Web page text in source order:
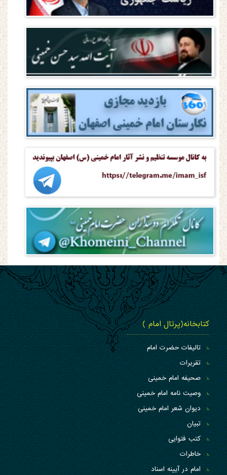
کتابخانه(پرتال امام )
تالیفات حضرت امام
تقریرات
صحیفه امام خمینی
وصیت نامه امام خمینی
دیوان شعر امام خمینی
تبیان
کتب فتوایی
خاطرات
امام در آیینه اسناد